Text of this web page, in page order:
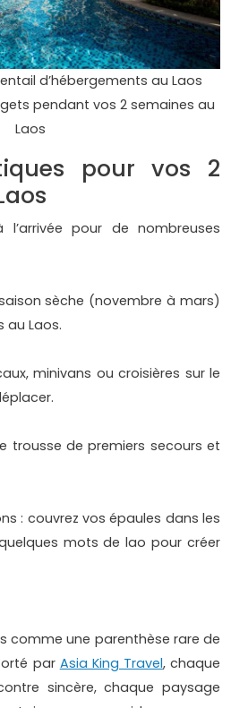
d’hébergements au Laos
pendant vos 2 semaines au
Laos
pour vos 2
pour de nombreuses
sèche (novembre à mars)
au Laos.
minivans ou croisières sur le
trousse de premiers secours et
: couvrez vos épaules dans les
mots de lao pour créer
comme une parenthèse rare de
par Asia King Travel, chaque
sincère, chaque paysage